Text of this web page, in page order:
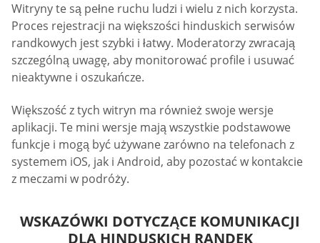
Witryny te są pełne ruchu ludzi i wielu z nich korzysta.
Proces rejestracji na większości hinduskich serwisów
randkowych jest szybki i łatwy. Moderatorzy zwracają
szczególną uwagę, aby monitorować profile i usuwać
nieaktywne i oszukańcze.
Większość z tych witryn ma również swoje wersje
aplikacji. Te mini wersje mają wszystkie podstawowe
funkcje i mogą być używane zarówno na telefonach z
systemem iOS, jak i Android, aby pozostać w kontakcie
z meczami w podróży.
WSKAZÓWKI DOTYCZĄCE KOMUNIKACJI
DLA HINDUSKICH RANDEK